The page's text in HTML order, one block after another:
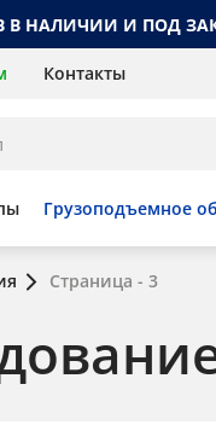
В НАЛИЧИИ И ПОД
Контакты
Грузоподъемное
Страница - 3